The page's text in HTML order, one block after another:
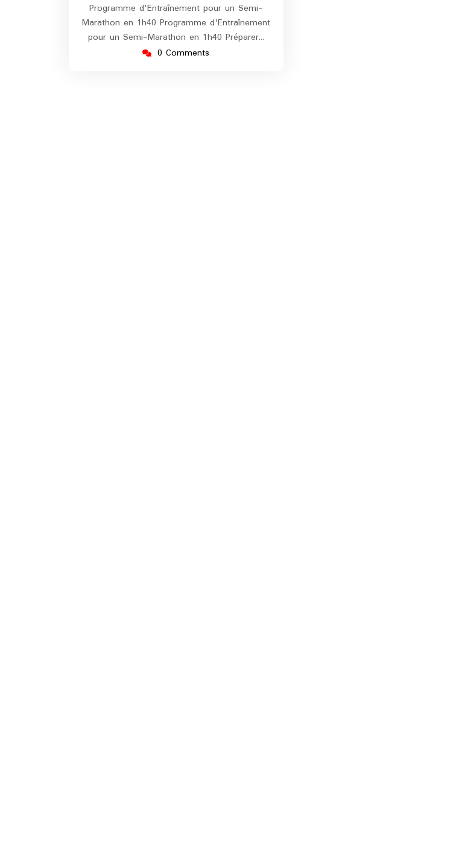
Programme d'Entraînement pour un Semi-
Marathon en 1h40 Programme d'Entraînement
pour un Semi-Marathon en 1h40 Préparer…
0 Comments